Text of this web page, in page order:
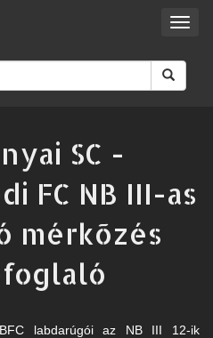
SC -
FC NB III-as
mérkõzés
labdarúgói az NB III 12-ik